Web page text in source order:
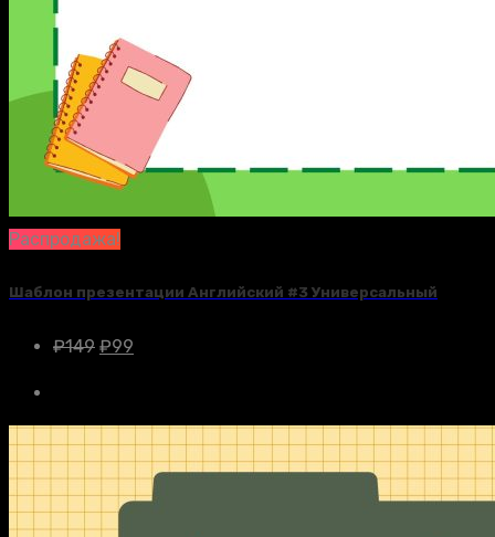
Распродажа!
Шаблон презентации Английский #3 Универсальный
₽149 ₽99